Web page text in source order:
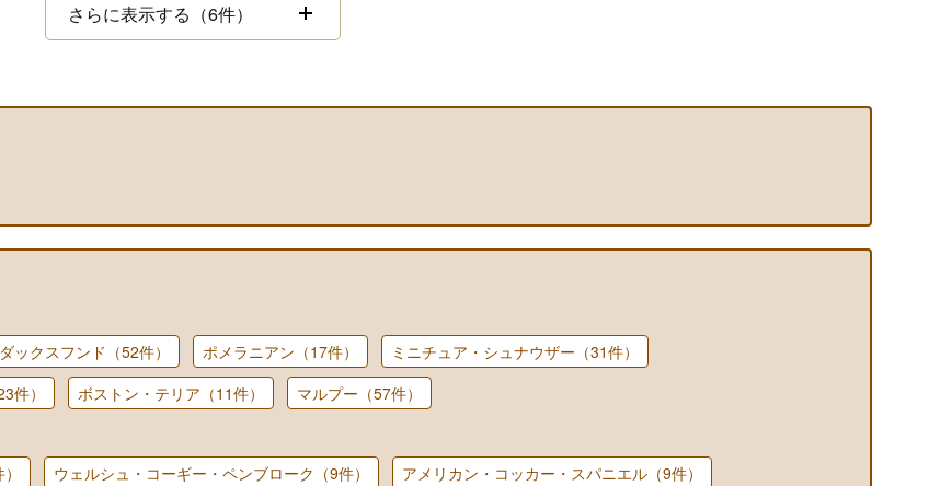
さらに表示する（6件）
ックスフンド（52件） ポメラニアン（17件）
ミニチュア・シュナウザー（31件）
件） ボストン・テリア（11件） マルプー（57件）
ウェルシュ・コーギー・ペンブローク（9件）
アメリカン・コッカー・スパニエル（9件）